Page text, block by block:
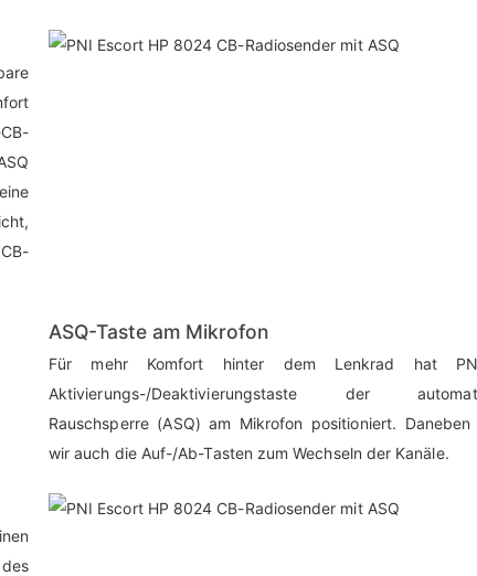
ASQ-Taste am Mikrofon
Für mehr Komfort hinter dem Lenkrad hat
Aktivierungs-/Deaktivierungstaste der
Rauschsperre (ASQ) am Mikrofon positioniert. Daneben
wir auch die Auf-/Ab-Tasten zum Wechseln der Kanäle.